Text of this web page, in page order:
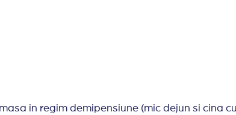
se afla la parter si au tavan
(aprox 30 mp) o camera spatioasa, pat
interioara, sala de fitness, sauna, baie de
masa in regim demipensiune (mic dejun si cina